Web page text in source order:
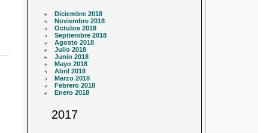
Diciembre 2018
Noviembre 2018
Octubre 2018
Septiembre 2018
Agosto 2018
Julio 2018
Junio 2018
Mayo 2018
Abril 2018
Marzo 2018
Febrero 2018
Enero 2018
2017